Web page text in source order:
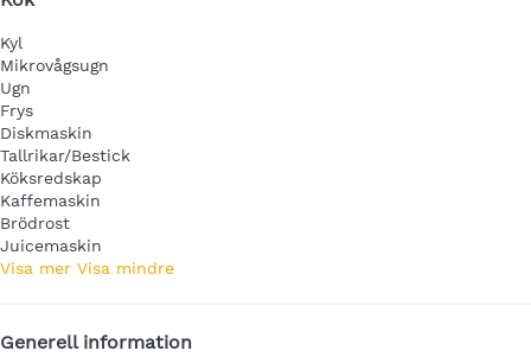
Kyl
Mikrovågsugn
Ugn
Frys
Diskmaskin
Tallrikar/Bestick
Köksredskap
Kaffemaskin
Brödrost
Juicemaskin
Visa mer Visa mindre
Generell information